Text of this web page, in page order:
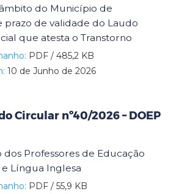
do Município de
prazo de validade do Laudo
que atesta o Transtorno
PDF / 485,2 KB
10 de Junho de 2026
Circular nº40/2026 – DOEP
dos Professores de Educação
e Língua Inglesa
PDF / 55,9 KB